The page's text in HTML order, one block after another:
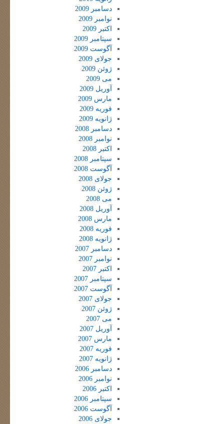
دسامبر 2009
نوامبر 2009
اکتبر 2009
سپتامبر 2009
آگوست 2009
جولای 2009
ژوئن 2009
می 2009
آوریل 2009
مارس 2009
فوریه 2009
ژانویه 2009
دسامبر 2008
نوامبر 2008
اکتبر 2008
سپتامبر 2008
آگوست 2008
جولای 2008
ژوئن 2008
می 2008
آوریل 2008
مارس 2008
فوریه 2008
ژانویه 2008
دسامبر 2007
نوامبر 2007
اکتبر 2007
سپتامبر 2007
آگوست 2007
جولای 2007
ژوئن 2007
می 2007
آوریل 2007
مارس 2007
فوریه 2007
ژانویه 2007
دسامبر 2006
نوامبر 2006
اکتبر 2006
سپتامبر 2006
آگوست 2006
جولای 2006